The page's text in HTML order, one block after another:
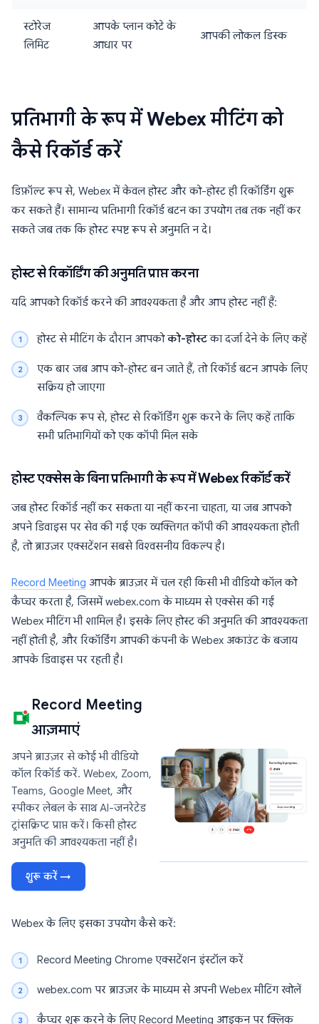
स्टोरेज
लिमिट
आपके प्लान कोटे के
आधार पर
आपकी लोकल डिस्क
प्रतिभागी के रूप में Webex मीटिंग को
कैसे रिकॉर्ड करें
डिफ़ॉल्ट रूप से, Webex में केवल होस्ट और को-होस्ट ही रिकॉर्डिंग शुरू
कर सकते हैं। सामान्य प्रतिभागी रिकॉर्ड बटन का उपयोग तब तक नहीं कर
सकते जब तक कि होस्ट स्पष्ट रूप से अनुमति न दे।
होस्ट से रिकॉर्डिंग की अनुमति प्राप्त करना
यदि आपको रिकॉर्ड करने की आवश्यकता है और आप होस्ट नहीं हैं:
होस्ट से मीटिंग के दौरान आपकोको-होस्टका दर्जा देने के लिए कहें
एक बार जब आप को-होस्ट बन जाते हैं, तो रिकॉर्ड बटन आपके लिए
सक्रिय हो जाएगा
वैकल्पिक रूप से, होस्ट से रिकॉर्डिंग शुरू करने के लिए कहें ताकि
सभी प्रतिभागियों को एक कॉपी मिल सके
होस्ट एक्सेस के बिना प्रतिभागी के रूप में Webex रिकॉर्ड करें
जब होस्ट रिकॉर्ड नहीं कर सकता या नहीं करना चाहता, या जब आपको
अपने डिवाइस पर सेव की गई एक व्यक्तिगत कॉपी की आवश्यकता होती
है, तो ब्राउज़र एक्सटेंशन सबसे विश्वसनीय विकल्प है।
Record Meeting आपके ब्राउज़र में चल रही किसी भी वीडियो कॉल को
कैप्चर करता है, जिसमें webex.com के माध्यम से एक्सेस की गई
Webex मीटिंग भी शामिल है। इसके लिए होस्ट की अनुमति की आवश्यकता
नहीं होती है, और रिकॉर्डिंग आपकी कंपनी के Webex अकाउंट के बजाय
आपके डिवाइस पर रहती है।
Record Meeting
आज़माएं
अपने ब्राउज़र से कोई भी वीडियो
कॉल रिकॉर्ड करें. Webex, Zoom,
Teams, Google Meet, और
स्पीकर लेबल के साथ AI-जनरेटेड
ट्रांसक्रिप्ट प्राप्त करें। किसी होस्ट
अनुमति की आवश्यकता नहीं है।
शुरू करें →
Webex के लिए इसका उपयोग कैसे करें:
Record Meeting Chrome एक्सटेंशन इंस्टॉल करें
webex.com पर ब्राउज़र के माध्यम से अपनी Webex मीटिंग खोलें
कैप्चर शुरू करने के लिए Record Meeting आइकन पर क्लिक